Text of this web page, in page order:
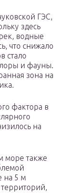
ГЭС,
здесь
водные
что снижало
стало
и фауны.
зона на
фактора в
на
море также
на 5 м